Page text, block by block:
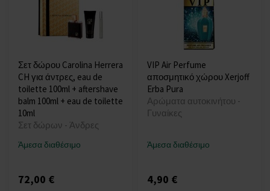
Σετ δώρου Carolina Herrera
CH για άντρες, eau de
toilette 100ml + aftershave
balm 100ml + eau de toilette
10ml
Σετ δώρων - Άνδρες
Άμεσα διαθέσιμο
72,00 €
VIP Air Perfume
αποσμητικό χώρου Xerjoff
Erba Pura
Αρώματα αυτοκινήτου -
Γυναίκες
Άμεσα διαθέσιμο
4,90 €